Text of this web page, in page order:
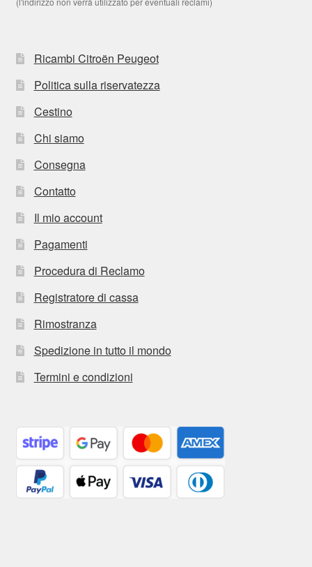
Ricambi Citroën Peugeot
Politica sulla riservatezza
Cestino
Chi siamo
Consegna
Contatto
Il mio account
Pagamenti
Procedura di Reclamo
Registratore di cassa
Rimostranza
Spedizione in tutto il mondo
Termini e condizioni